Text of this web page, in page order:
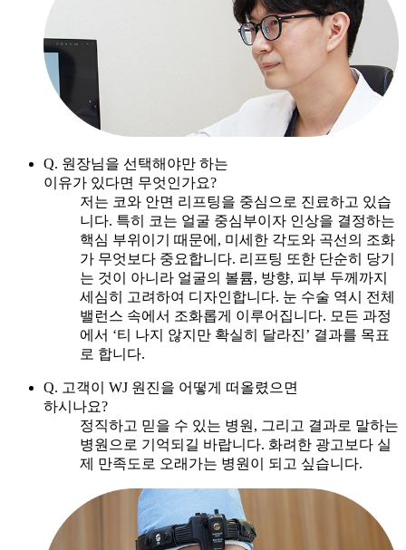
Q. 원장님을 선택해야만 하는
이유가 있다면 무엇인가요?
저는 코와 안면 리프팅을 중심으로 진료하고 있습
니다. 특히 코는 얼굴 중심부이자 인상을 결정하는
핵심 부위이기 때문에, 미세한 각도와 곡선의 조화
가 무엇보다 중요합니다. 리프팅 또한 단순히 당기
는 것이 아니라 얼굴의 볼륨, 방향, 피부 두께까지
세심히 고려하여 디자인합니다. 눈 수술 역시 전체
밸런스 속에서 조화롭게 이루어집니다. 모든 과정
에서 ‘티 나지 않지만 확실히 달라진’ 결과를 목표
로 합니다.
Q. 고객이 WJ 원진을 어떻게 떠올렸으면
하시나요?
정직하고 믿을 수 있는 병원, 그리고 결과로 말하는
병원으로 기억되길 바랍니다. 화려한 광고보다 실
제 만족도로 오래가는 병원이 되고 싶습니다.